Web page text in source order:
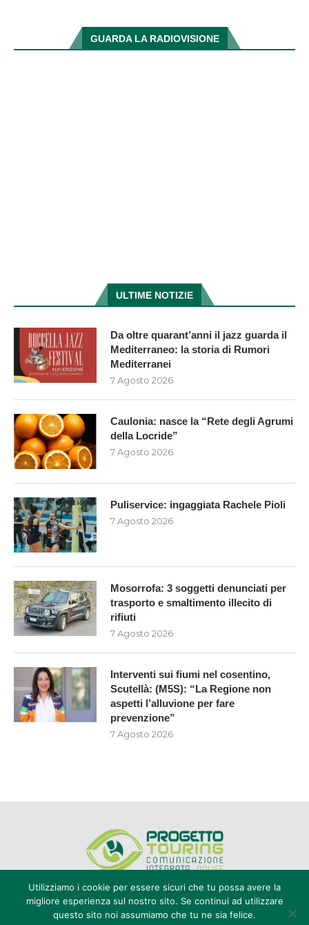
GUARDA LA RADIOVISIONE
ULTIME NOTIZIE
Da oltre quarant’anni il jazz guarda il
Mediterraneo: la storia di Rumori
Mediterranei
7 Agosto 2026
Caulonia: nasce la “Rete degli Agrumi
della Locride”
7 Agosto 2026
Puliservice: ingaggiata Rachele Pioli
7 Agosto 2026
Mosorrofa: 3 soggetti denunciati per
trasporto e smaltimento illecito di
rifiuti
7 Agosto 2026
Interventi sui fiumi nel cosentino,
Scutellà: (M5S): “La Regione non
aspetti l’alluvione per fare
prevenzione”
7 Agosto 2026
Editore Progetto Touring srl - iscrizione al ROC n°20616 - P.IVA e CF
Utilizziamo i cookie per essere sicuri che tu possa avere la
migliore esperienza sul nostro sito. Se continui ad utilizzare
questo sito noi assumiamo che tu ne sia felice.